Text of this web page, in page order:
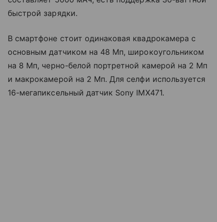
быстрой зарядки.
В смартфоне стоит одинаковая квадрокамера с
основным датчиком на 48 Мп, широкоугольником
на 8 Мп, черно-белой портретной камерой на 2 Мп
и макрокамерой на 2 Мп. Для селфи используется
16-мегапиксельный датчик Sony IMX471.